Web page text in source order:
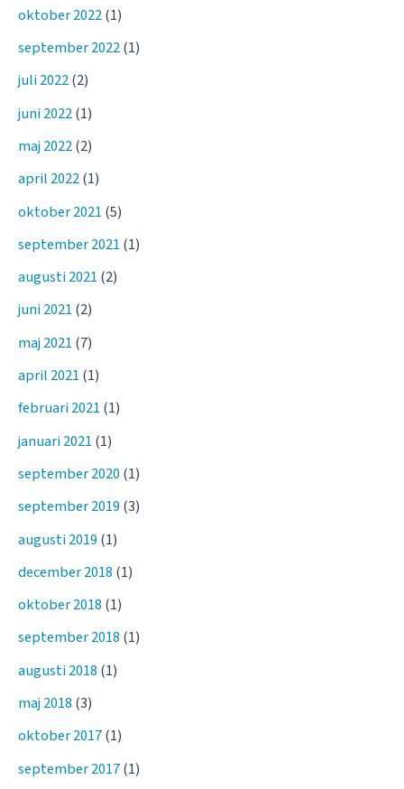
oktober 2022(1)
september 2022(1)
juli 2022(2)
juni 2022(1)
maj 2022(2)
april 2022(1)
oktober 2021 (5)
september 2021 (1)
augusti 2021 (2)
juni 2021 (2)
maj 2021 (7)
april 2021 (1)
februari 2021 (1)
januari 2021 (1)
september 2020 (1)
september 2019 (3)
augusti 2019 (1)
december 2018 (1)
oktober 2018 (1)
september 2018 (1)
augusti 2018 (1)
maj 2018 (3)
oktober 2017(1)
september 2017(1)